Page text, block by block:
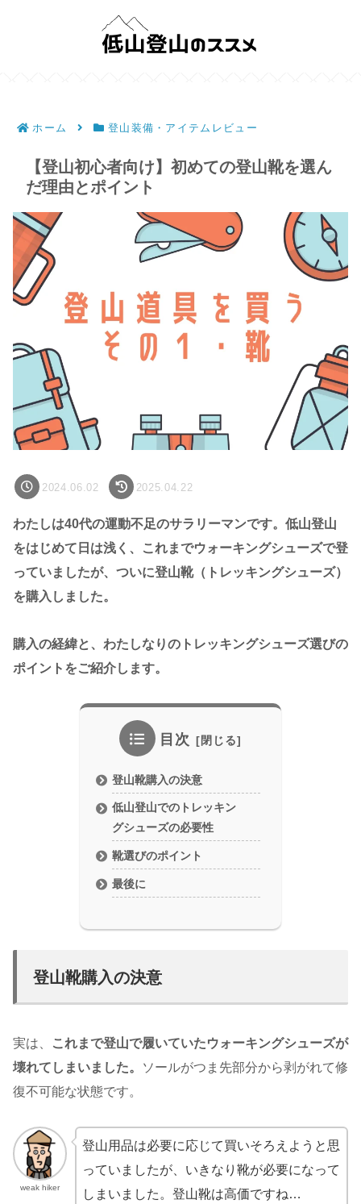
ホーム 登山装備・アイテムレビュー
【登山初心者向け】初めての登山靴を選ん
だ理由とポイント
2024.06.02 2025.04.22
わたしは40代の運動不足のサラリーマンです。低山登山
をはじめて日は浅く、これまでウォーキングシューズで登
っていましたが、ついに登山靴（トレッキングシューズ）
を購入しました。
購入の経緯と、わたしなりのトレッキングシューズ選びの
ポイントをご紹介します。
目次
登山靴購入の決意
低山登山でのトレッキン
グシューズの必要性
靴選びのポイント
最後に
登山靴購入の決意
実は、
これまで登山で履いていたウォーキングシューズが
壊れてしまいました。
ソールがつま先部分から剥がれて修
復不可能な状態です。
weak hiker
登山用品は必要に応じて買いそろえようと思
っていましたが、いきなり靴が必要になって
しまいました。登山靴は高価ですね…